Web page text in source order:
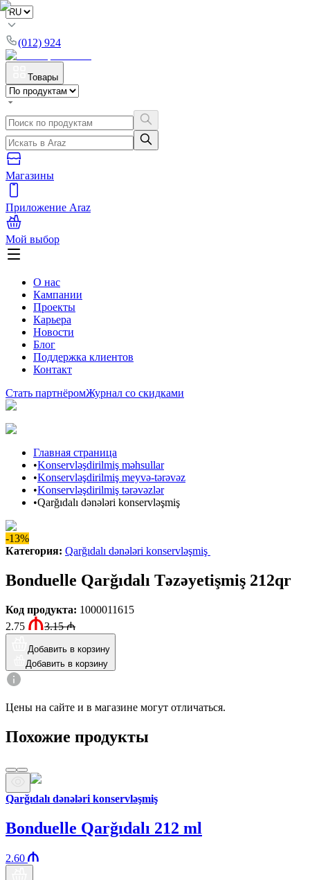
(012) 924
Товары
Магазины
Приложение Araz
Мой выбор
О нас
Кампании
Проекты
Карьера
Новости
Блог
Поддержка клиентов
Контакт
Стать партнёромЖурнал со скидками
Главная страница
•Konservləşdirilmiş məhsullar
•Konservləşdirilmiş meyvə-tərəvəz
•Konservləşdirilmiş tərəvəzlər
•Qarğıdalı dənələri konservləşmiş
-13%
Категория: Qarğıdalı dənələri konservləşmiş
Bonduelle Qarğıdalı Təzəyetişmiş 212qr
Код продукта: 1000011615
2.75
3.15₼
Добавить в корзину
Добавить в корзину
Цены на сайте и в магазине могут отличаться.
Похожие продукты
Qarğıdalı dənələri konservləşmiş
Bonduelle Qarğıdalı 212 ml
2.60